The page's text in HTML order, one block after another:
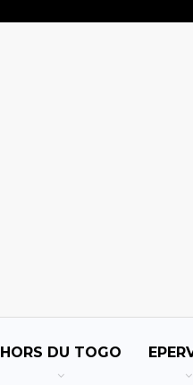
HORS DU TOGO